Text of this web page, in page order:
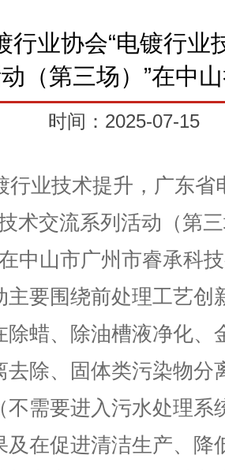
行业协会“电镀行业
（第三场）”在中
时间：2025-07-15
业技术提升，广东省
术交流系列活动（第
中山市广州市睿承科
主要围绕前处理工艺创
除蜡、除油槽液净化、
去除、固体类污染物分
不需要进入污水处理系
及在促进清洁生产、降